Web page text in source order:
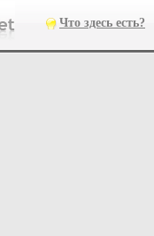
Что здесь есть?